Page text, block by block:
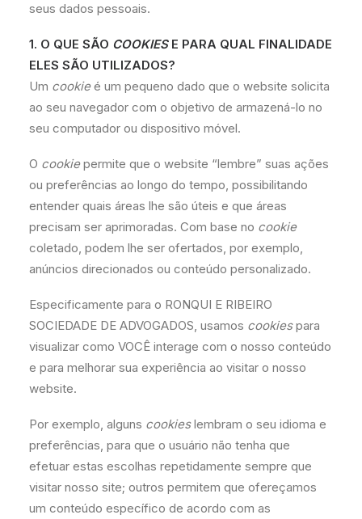
seus dados pessoais.
1. O QUE SÃO COOKIESE PARA QUAL FINALIDADE
ELES SÃO UTILIZADOS?
Um cookieé um pequeno dado que o website solicita
ao seu navegador com o objetivo de armazená-lo no
seu computador ou dispositivo móvel.
O cookiepermite que o website “lembre” suas ações
ou preferências ao longo do tempo, possibilitando
entender quais áreas lhe são úteis e que áreas
precisam ser aprimoradas. Com base no cookie
coletado, podem lhe ser ofertados, por exemplo,
anúncios direcionados ou conteúdo personalizado.
Especificamente para o RONQUI E RIBEIRO
SOCIEDADE DE ADVOGADOS, usamos cookiespara
visualizar como VOCÊ interage com o nosso conteúdo
e para melhorar sua experiência ao visitar o nosso
website.
Por exemplo, alguns cookieslembram o seu idioma e
preferências, para que o usuário não tenha que
efetuar estas escolhas repetidamente sempre que
visitar nosso site; outros permitem que ofereçamos
um conteúdo específico de acordo com as